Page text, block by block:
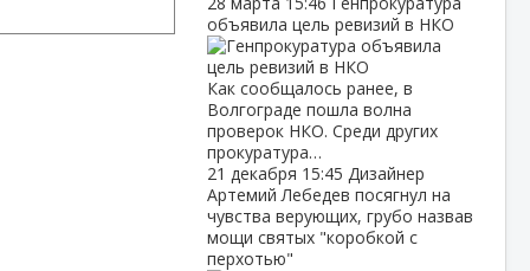
объявила цель ревизий в НКО
Как сообщалось ранее, в
Волгограде пошла волна
проверок НКО. Среди других
прокуратура…
21 декабря 15:45 Дизайнер
Артемий Лебедев посягнул на
чувства верующих, грубо назвав
мощи святых "коробкой с
перхотью"